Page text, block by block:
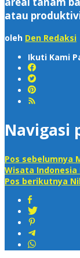
atau
oleh Den Redaksi
Ikuti Kami
Navigasi
Pos sebelumnya
Wisata
Pos berikutnya